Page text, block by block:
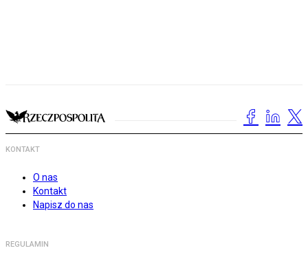
KONTAKT
O nas
Kontakt
Napisz do nas
REGULAMIN